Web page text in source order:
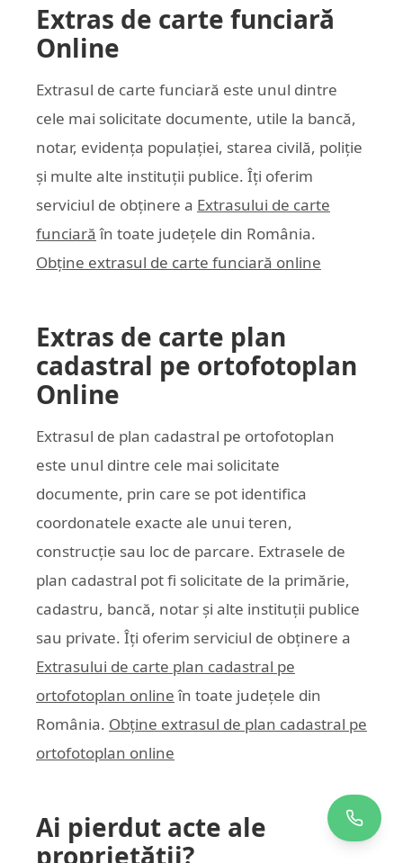
Extras de carte funciară
Online
Extrasul de carte funciară este unul dintre
cele mai solicitate documente, utile la bancă,
notar, evidența populației, starea civilă, poliție
și multe alte instituții publice. Îți oferim
serviciul de obținere a Extrasului de carte
funciară în toate județele din România.
Obține extrasul de carte funciară online
Extras de carte plan
cadastral pe ortofotoplan
Online
Extrasul de plan cadastral pe ortofotoplan
este unul dintre cele mai solicitate
documente, prin care se pot identifica
coordonatele exacte ale unui teren,
construcție sau loc de parcare. Extrasele de
plan cadastral pot fi solicitate de la primărie,
cadastru, bancă, notar și alte instituții publice
sau private. Îți oferim serviciul de obținere a
Extrasului de carte plan cadastral pe
ortofotoplan online în toate județele din
România. Obține extrasul de plan cadastral pe
ortofotoplan online
Ai pierdut acte ale
proprietății?